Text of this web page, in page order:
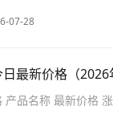
07-28
最新价格（2026
产品名称 最新价格